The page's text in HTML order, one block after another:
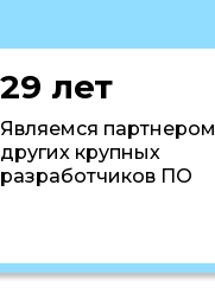
29 лет
Являемся партнером
других крупных
разработчиков ПО